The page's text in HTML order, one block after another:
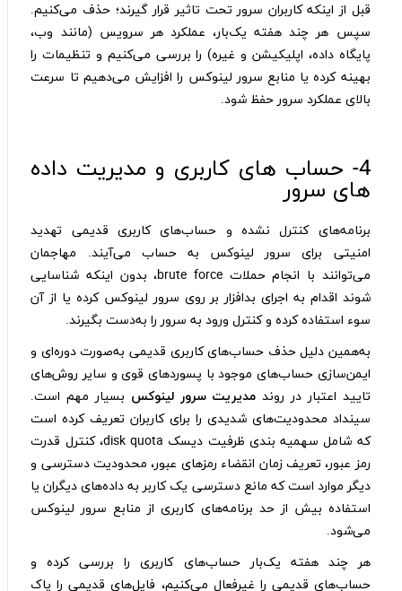
قبل از اینکه کاربران سرور تحت تاثیر قرار گیرند؛ حذف می‌کنیم.
سپس هر چند هفته یک‌بار، عملکرد هر سرویس (مانند وب،
پایگاه داده، اپلیکیشن و غیره) را بررسی می‌کنیم و تنظیمات را
بهینه کرده یا منابع سرور لینوکس را افزایش می‌دهیم تا سرعت
بالای عملکرد سرور حفظ شود.
4- حساب‌ های کاربری و مدیریت داده‌
های سرور
برنامه‌های کنترل نشده و حساب‌های کاربری قدیمی تهدید
امنیتی برای سرور لینوکس به حساب می‌آیند. مهاجمان
می‌توانند با انجام حملات brute force، بدون اینکه شناسایی
شوند اقدام به اجرای بدافزار بر روی سرور لینوکس کرده یا از آن
سوء استفاده کرده و کنترل ورود به سرور را به‌دست بگیرند.
به‌همین دلیل حذف حساب‌های کاربری قدیمی به‌صورت دوره‌ای و
ایمن‌سازی حساب‌های موجود با پسوردهای قوی و سایر روش‌های
تایید اعتبار در روند مدیریت سرور لینوکس بسیار مهم است.
سینداد محدودیت‌های شدیدی را برای کاربران تعریف کرده است
که شامل سهمیه‌ بندی ظرفیت دیسک disk quota، کنترل قدرت
رمز عبور، تعریف زمان انقضاء رمزهای عبور، محدودیت دسترسی و
دیگر موارد است که مانع دسترسی یک کاربر به داده‌های دیگران یا
استفاده بیش از حد برنامه‌های کاربری از منابع سرور لینوکس
می‌شود.
هر چند هفته یک‌بار حساب‌های کاربری را بررسی کرده و
حساب‌های قدیمی را غیرفعال می‌کنیم، فایل‌های قدیمی را پاک